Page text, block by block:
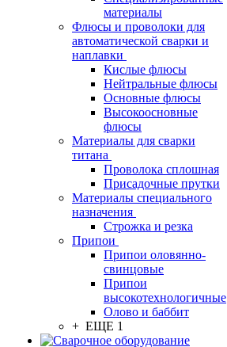
материалы
Флюсы и проволоки для
автоматической сварки и
наплавки
Кислые флюсы
Нейтральные флюсы
Основные флюсы
Высокоосновные
флюсы
Материалы для сварки
титана
Проволока сплошная
Присадочные прутки
Материалы специального
назначения
Строжка и резка
Припои
Припои оловянно-
свинцовые
Припои
высокотехнологичные
Олово и баббит
+ ЕЩЕ 1